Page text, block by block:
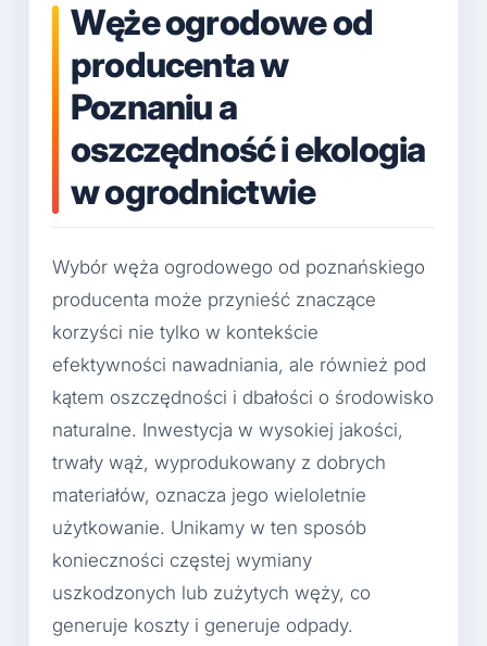
Węże ogrodowe od
producenta w
Poznaniu a
oszczędność i ekologia
w ogrodnictwie
Wybór węża ogrodowego od poznańskiego
producenta może przynieść znaczące
korzyści nie tylko w kontekście
efektywności nawadniania, ale również pod
kątem oszczędności i dbałości o środowisko
naturalne. Inwestycja w wysokiej jakości,
trwały wąż, wyprodukowany z dobrych
materiałów, oznacza jego wieloletnie
użytkowanie. Unikamy w ten sposób
konieczności częstej wymiany
uszkodzonych lub zużytych węży, co
generuje koszty i generuje odpady.